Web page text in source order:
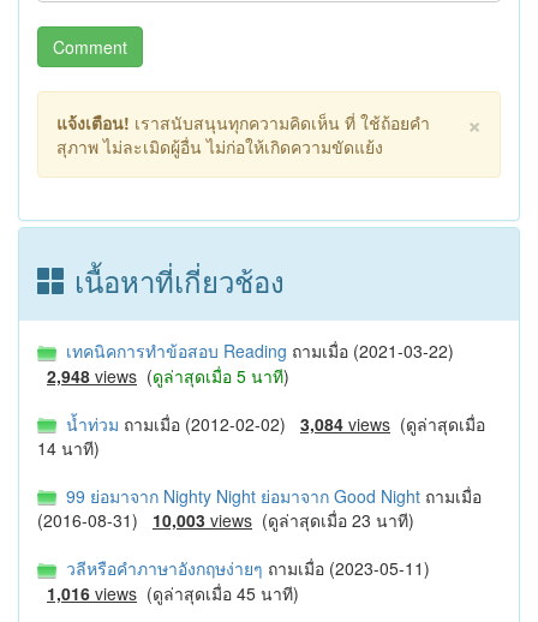
Comment
×
แจ้งเตือน! เราสนับสนุนทุกความคิดเห็น ที่ ใช้ถ้อยคำ
สุภาพ ไม่ละเมิดผู้อื่น ไม่ก่อให้เกิดความขัดแย้ง
เนื้อหาที่เกี่ยวช้อง
เทคนิคการทำข้อสอบ Reading ถามเมื่อ (2021-03-22)
2,948 views (ดูล่าสุดเมื่อ 5 นาที)
น้ำท่วม ถามเมื่อ (2012-02-02) 3,084 views (ดูล่าสุดเมื่อ
14 นาที)
99 ย่อมาจาก Nighty Night ย่อมาจาก Good Night ถามเมื่อ
(2016-08-31) 10,003 views (ดูล่าสุดเมื่อ 23 นาที)
วลีหรือคำภาษาอังกฤษง่ายๆ ถามเมื่อ (2023-05-11)
1,016 views (ดูล่าสุดเมื่อ 45 นาที)